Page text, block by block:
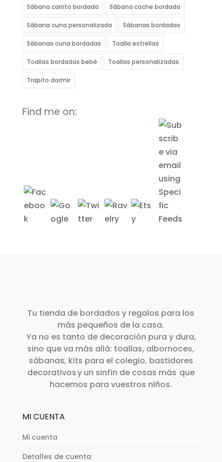
Sábana carrito bordada Sábana coche bordada
Sábana cuna personalizada Sábanas bordadas
Sábanas cuna bordadas Toalla estrellas
Toallas bordadas bebé Toallas personalizadas
Trapito dormir
Find me on:
Tu tienda de bordados y regalos para los
más pequeños de la casa.
Ya no es tanto de decoración pura y dura,
sino que va más allá: toallas, albornoces,
sábanas, kits para el colegio, bastidores
decorativos y un sinfín de cosas más que
hacemos para vuestros niños.
MI CUENTA
Mi cuenta
Detalles de cuenta